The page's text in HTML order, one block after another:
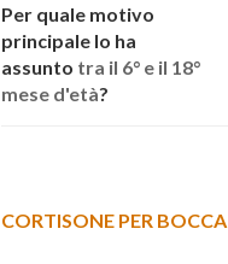
Per quale motivo
principale lo ha
assunto tra il 6° e il 18°
mese d'età?
CORTISONE PER BOCCA